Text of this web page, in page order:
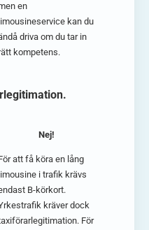
en
limousineservice kan du
driva om du tar in
kompetens.
Nej!
att få köra en lång
limousine i trafik krävs
B-körkort.
kräver dock
För